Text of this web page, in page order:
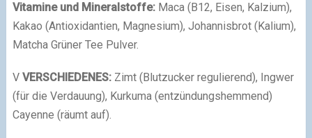
Vitamine und Mineralstoffe: Maca (B12, Eisen, Kalzium),
Kakao (Antioxidantien, Magnesium), Johannisbrot (Kalium),
Matcha Grüner Tee Pulver.
V VERSCHIEDENES:Zimt (Blutzucker regulierend), Ingwer
(für die Verdauung), Kurkuma (entzündungshemmend)
Cayenne (räumt auf).